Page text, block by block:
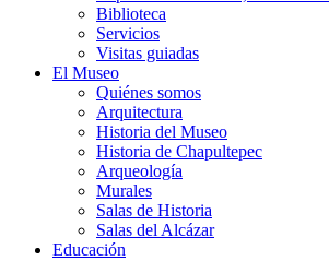
Biblioteca
Servicios
Visitas guiadas
El Museo
Quiénes somos
Arquitectura
Historia del Museo
Historia de Chapultepec
Arqueología
Murales
Salas de Historia
Salas del Alcázar
Educación